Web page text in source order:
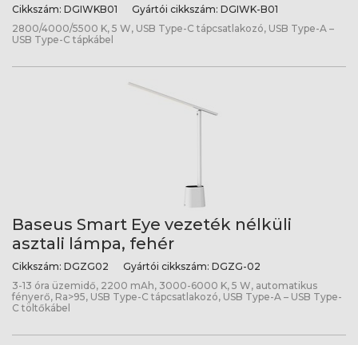
Cikkszám: DGIWKB01 Gyártói cikkszám: DGIWK-B01
2800/4000/5500 K, 5 W, USB Type-C tápcsatlakozó, USB Type-A –
USB Type-C tápkábel
Baseus Smart Eye vezeték nélküli
asztali lámpa, fehér
Cikkszám: DGZG02 Gyártói cikkszám: DGZG-02
3-13 óra üzemidő, 2200 mAh, 3000-6000 K, 5 W, automatikus
fényerő, Ra>95, USB Type-C tápcsatlakozó, USB Type-A – USB Type-
C töltőkábel